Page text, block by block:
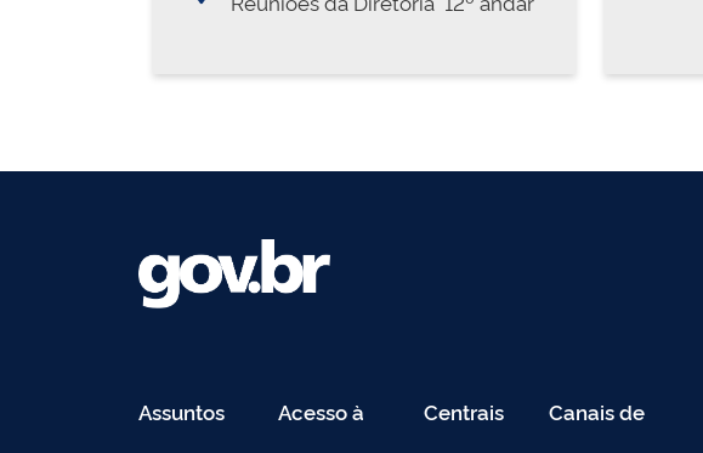
Assuntos Acesso à Centrais Canais de